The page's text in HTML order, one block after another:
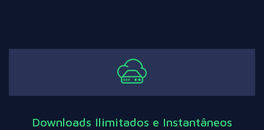
Downloads Ilimitados e Instantâneos